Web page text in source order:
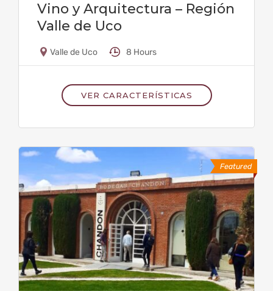
Vino y Arquitectura – Región
Valle de Uco
Valle de Uco 8 Hours
VER CARACTERÍSTICAS
Featured